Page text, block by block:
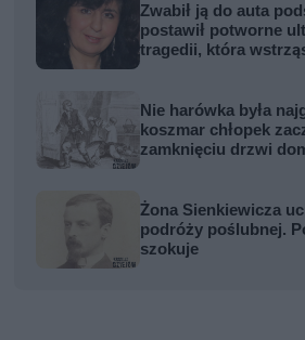
Zwabił ją do auta
postawił potworne
tragedii, która
Nie harówka była
koszmar chłopek
zamknięciu drzwi
Żona Sienkiewicza
podróży poślubnej.
szokuje